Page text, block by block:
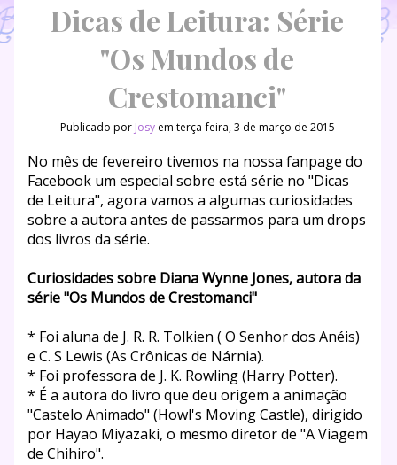
Dicas de Leitura: Série
"Os Mundos de
Crestomanci"
Publicado por Josy em terça-feira, 3 de março de 2015
No mês de fevereiro tivemos na nossa fanpage do
Facebook um especial sobre está série no "Dicas
de Leitura", agora vamos a algumas curiosidades
sobre a autora antes de passarmos para um drops
dos livros da série.
Curiosidades sobre Diana Wynne Jones, autora da
série "Os Mundos de Crestomanci"
* Foi aluna de J. R. R. Tolkien ( O Senhor dos Anéis)
e C. S Lewis (As Crônicas de Nárnia).
* Foi professora de J. K. Rowling (Harry Potter).
* É a autora do livro que deu origem a animação
"Castelo Animado" (Howl's Moving Castle), dirigido
por Hayao Miyazaki, o mesmo diretor de "A Viagem
de Chihiro".